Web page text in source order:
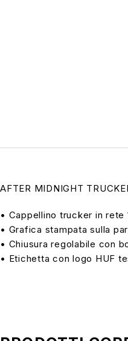
AFTER MIDNIGHT
• Cappellino trucker in rete
• Grafica stampata sulla
• Chiusura regolabile con
• Etichetta con logo HUF